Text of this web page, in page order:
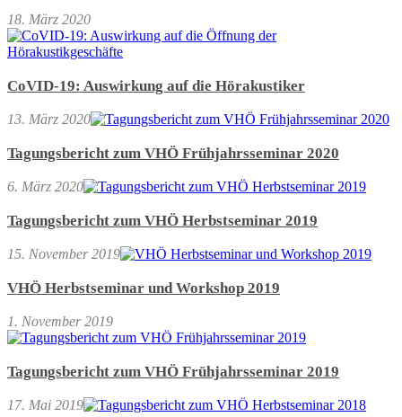
18. März 2020
CoVID-19: Auswirkung auf die Hörakustiker
13. März 2020
Tagungsbericht zum VHÖ Frühjahrsseminar 2020
6. März 2020
Tagungsbericht zum VHÖ Herbstseminar 2019
15. November 2019
VHÖ Herbstseminar und Workshop 2019
1. November 2019
Tagungsbericht zum VHÖ Frühjahrsseminar 2019
17. Mai 2019